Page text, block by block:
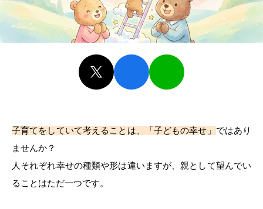
子育てをしていて考えることは、「子どもの幸せ」 ではあり
ませんか？
人それぞれ幸せの種類や形は違いますが、親として望んでい
ることはただ一つです。